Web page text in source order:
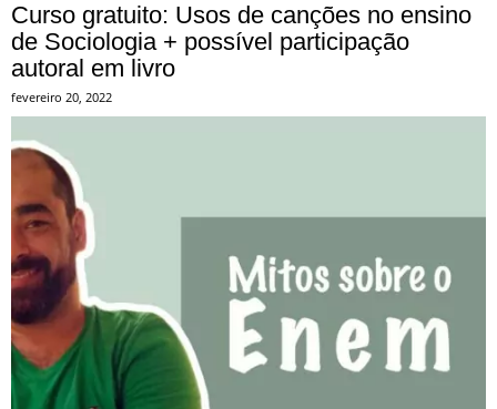
Curso gratuito: Usos de canções no ensino
de Sociologia + possível participação
autoral em livro
fevereiro 20, 2022